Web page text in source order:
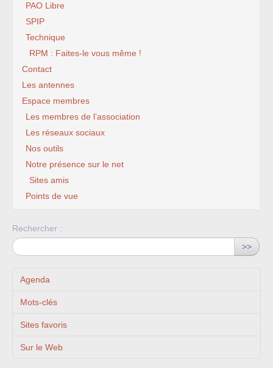
PAO Libre
SPIP
Technique
RPM : Faites-le vous même !
Contact
Les antennes
Espace membres
Les membres de l’association
Les réseaux sociaux
Nos outils
Notre présence sur le net
Sites amis
Points de vue
Rechercher :
>>
Agenda
Mots-clés
Sites favoris
Sur le Web